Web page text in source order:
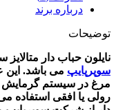
درباره برند
توضیحات
نایلون حباب دار
سوپرپایپ می باشد. این
مرغ در سیستم گرمایش
رولی یا افقی استفاده